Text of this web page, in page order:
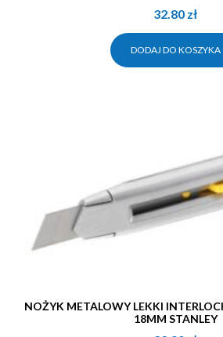
32.80 zł
DODAJ DO KOSZYKA
NOŻYK METALOWY LEKKI INTERLOCK, OSTRZE ŁAMANE
18MM STANLEY